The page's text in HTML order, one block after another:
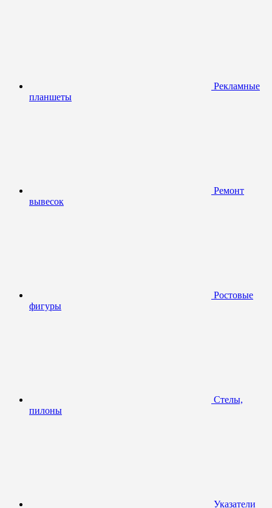
Рекламные
планшеты
Ремонт
вывесок
Ростовые
фигуры
Стелы,
пилоны
Указатели